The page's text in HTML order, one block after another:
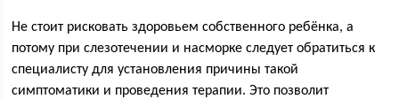
Не стоит рисковать здоровьем собственного ребёнка, а
потому при слезотечении и насморке следует обратиться к
специалисту для установления причины такой
симптоматики и проведения терапии. Это позволит